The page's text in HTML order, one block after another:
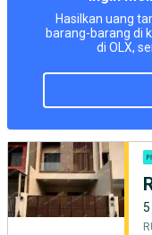
Hasilkan uang
barang-barang di
di OLX,
5